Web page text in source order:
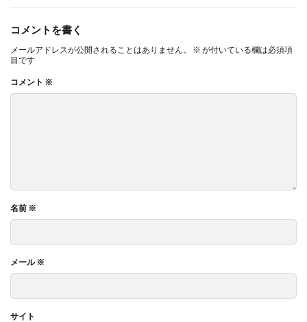
コメントを書く
メールアドレスが公開されることはありません。 ※ が付いている欄は必須項
目です
コメント ※
名前 ※
メール※
サイト